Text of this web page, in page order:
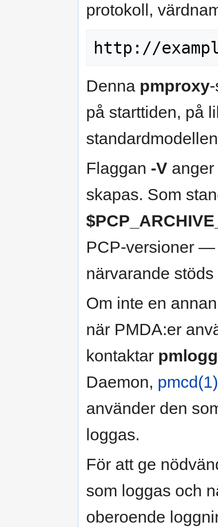
protokoll,
Denna pmproxy
på starttiden, på
Flaggan -V
skapas. Som
PCP-versioner —
närvarande
Om inte en
när PMDA:er
kontaktar
Daemon, pmcd(1)
använder den
loggas.
För att ge
som loggas och
oberoende